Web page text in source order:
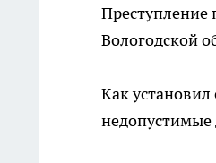
Преступление
Вологодской
Как
недопустимые